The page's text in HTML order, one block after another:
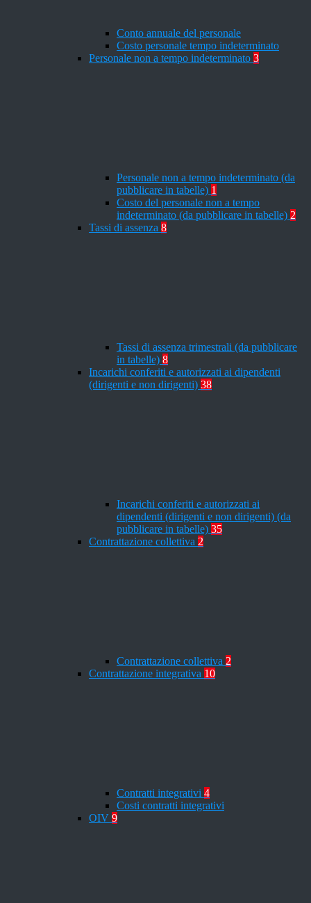
Conto annuale del personale
Costo personale tempo indeterminato
Personale non a tempo indeterminato 3
Personale non a tempo indeterminato (da
pubblicare in tabelle) 1
Costo del personale non a tempo
indeterminato (da pubblicare in tabelle) 2
Tassi di assenza 8
Tassi di assenza trimestrali (da pubblicare
in tabelle) 8
Incarichi conferiti e autorizzati ai dipendenti
(dirigenti e non dirigenti) 38
Incarichi conferiti e autorizzati ai
dipendenti (dirigenti e non dirigenti) (da
pubblicare in tabelle) 35
Contrattazione collettiva 2
Contrattazione collettiva 2
Contrattazione integrativa 10
Contratti integrativi 4
Costi contratti integrativi
OIV 9